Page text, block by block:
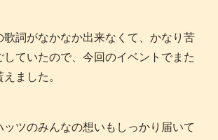
歌詞がなかなか出来なくて、かなり苦
していたので、今回のイベントでまた
ました。
ツのみんなの想いもしっかり届いて